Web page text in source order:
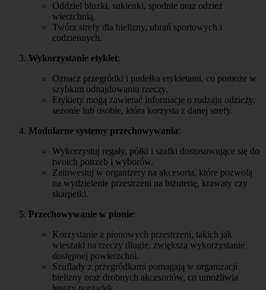
Oddziel bluzki, sukienki, spodnie oraz odzież
wierzchnią.
Twórz strefy dla bielizny, ubrań sportowych i
codziennych.
Wykorzystanie etykiet:
Oznacz przegródki i pudełka etykietami, co pomoże w
szybkim odnajdowaniu rzeczy.
Etykiety mogą zawierać informacje o rodzaju odzieży,
sezonie lub osobie, która korzysta z danej strefy.
Modularne systemy przechowywania:
Wykorzystuj regały, półki i szafki dostosowujące się do
twoich potrzeb i wyborów.
Zainwestuj w organizery na akcesoria, które pozwolą
na wydzielenie przestrzeni na biżuterię, krawaty czy
skarpetki.
Przechowywanie w pionie:
Korzystanie z pionowych przestrzeni, takich jak
wieszaki na rzeczy długie, zwiększa wykorzystanie
dostępnej powierzchni.
Szuflady z przegródkami pomagają w organizacji
bielizny oraz drobnych akcesoriów, co umożliwia
lepszy porządek.